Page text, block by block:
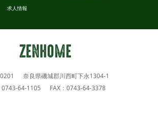
求人情報
奈良県磯城郡川西町下永1304-1
0743-64-1105 FAX：0743-64-3378